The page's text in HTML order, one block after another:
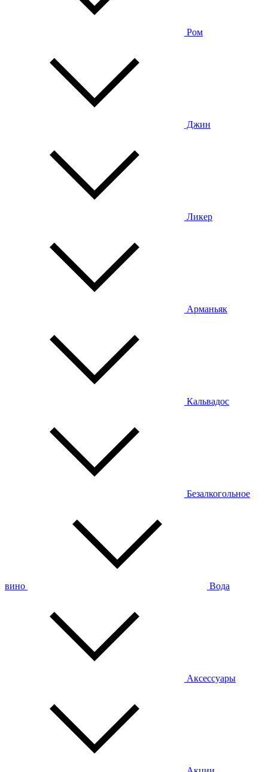
Ром
Джин
Ликер
Арманьяк
Кальвадос
Безалкогольное
вино Вода
Аксессуары